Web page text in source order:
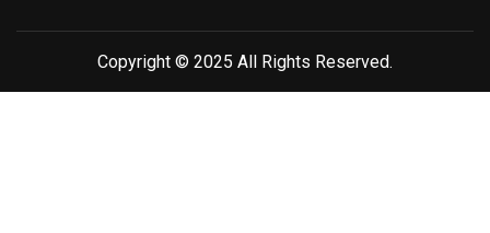
Copyright © 2025 All Rights Reserved.